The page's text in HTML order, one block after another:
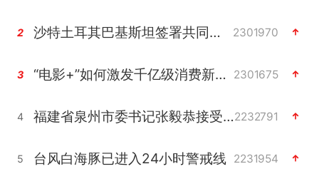
2 沙特土耳其巴基斯坦签署共同防务协议 2301970
3 “电影+”如何激发千亿级消费新活力？ 2301675
4 福建省泉州市委书记张毅恭接受纪律审查和监察调查2232791
5 台风白海豚已进入24小时警戒线 2231954